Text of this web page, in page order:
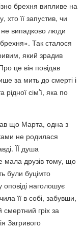
брехня випливе на
хто її запустив, чи
не випадково люди
Так сталося
який зрадив
це він повідав
за мить до смерті і
сім’ї, яка по
що Марта, одна з
не родилася
ЇЇ душа
мала друзів тому, що
були буцімто
оповіді наголошує
її в собі, забувши,
гріх за
Загривого